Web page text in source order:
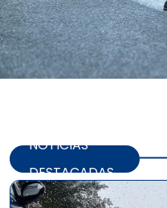
NOTICIAS
DESTACADAS